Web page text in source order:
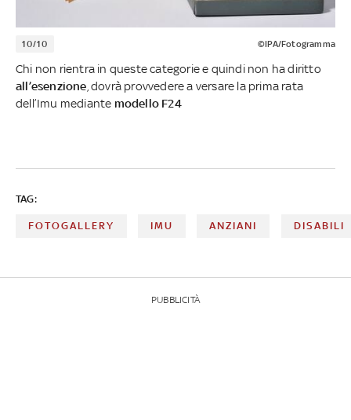
10/10 ©IPA/Fotogramma
Chi non rientra in queste categorie e quindi non ha diritto
all’esenzione , dovrà provvedere a versare la prima rata
dell’Imu mediante modello F24
TAG:
FOTOGALLERY IMU ANZIANI DISABILI
PUBBLICITÀ